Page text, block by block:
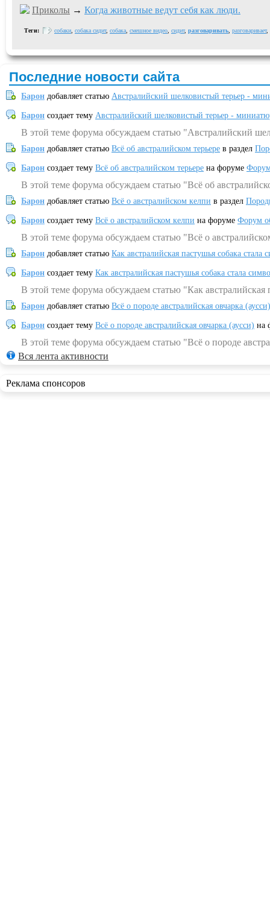
Приколы → Когда животные ведут себя как люди.
Теги: собаки собака сидит, собака смешное видео сидит, разговаривать разговаривает,
Последние новости сайта
Барон добавляет статью Австралийский шелковистый терьер -
Барон создает тему Австралийский шелковистый терьер -
В этой теме форума обсуждаем статью "Австралийский
Барон добавляет статью Всё об австралийском терьере в раздел
Барон создает тему Всё об австралийском терьере на форуме
В этой теме форума обсуждаем статью "Всё об
Барон добавляет статью Всё о австралийском келпи в раздел
Барон создает тему Всё о австралийском келпи на форуме Форум
В этой теме форума обсуждаем статью "Всё о
Барон добавляет статью Как австралийская пастушья собака
Барон создает тему Как австралийская пастушья собака стала
В этой теме форума обсуждаем статью "Как
Барон добавляет статью Всё о породе австралийская овчарка (аусси)
Барон создает тему Всё о породе австралийская овчарка (аусси) на
В этой теме форума обсуждаем статью "Всё о породе
Вся лента активности
Реклама спонсоров